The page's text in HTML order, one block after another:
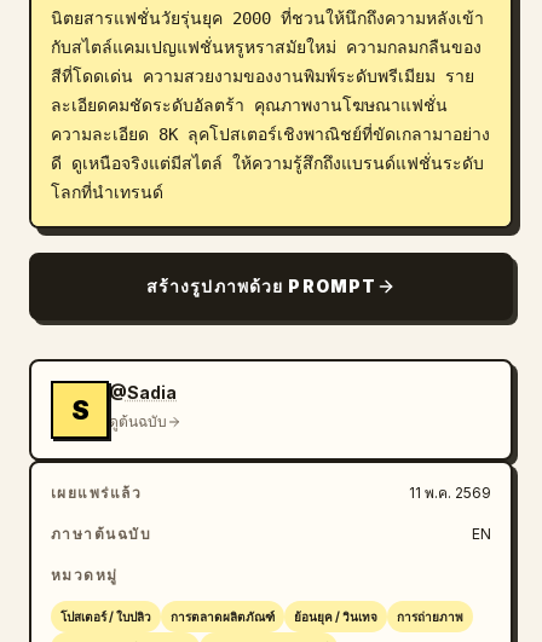
นิตยสารแฟชั่นวัยรุ่นยุค 2000 ที่ชวนให้นึกถึงความหลังเข้า
กับสไตล์แคมเปญแฟชั่นหรูหราสมัยใหม่ ความกลมกลืนของ
สีที่โดดเด่น ความสวยงามของงานพิมพ์ระดับพรีเมียม ราย
ละเอียดคมชัดระดับอัลตร้า คุณภาพงานโฆษณาแฟชั่น
ความละเอียด 8K ลุคโปสเตอร์เชิงพาณิชย์ที่ขัดเกลามาอย่าง
ดี ดูเหนือจริงแต่มีสไตล์ ให้ความรู้สึกถึงแบรนด์แฟชั่นระดับ
โลกที่นำเทรนด์
สร้างรูปภาพด้วย PROMPT
S
@Sadia
ดูต้นฉบับ
เผยแพร่แล้ว 11 พ.ค. 2569
ภาษาต้นฉบับ EN
หมวดหมู่
โปสเตอร์ / ใบปลิว การตลาดผลิตภัณฑ์ ย้อนยุค / วินเทจ การถ่ายภาพ